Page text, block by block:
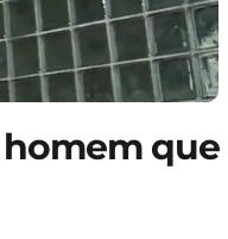
homem que